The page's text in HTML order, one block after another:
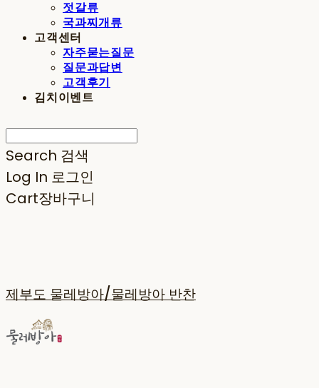
젓갈류
국과찌개류
고객센터
자주묻는질문
질문과답변
고객후기
김치이벤트
Search 검색
Log In 로그인
Cart장바구니
제부도 물레방아/물레방아 반찬